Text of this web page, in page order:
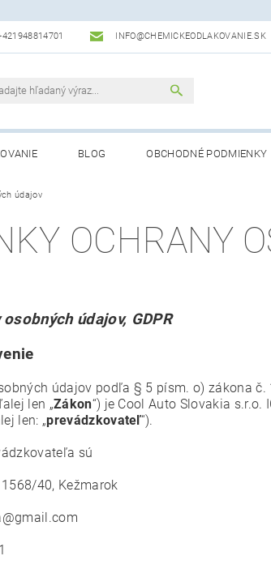
INFO@CHEMICKEODLAKOVANIE.SK
BLOG OBCHODNÉ PODMIENKY
údajov
OCHRANY
údajov, GDPR
údajov podľa § 5 písm. o) zákona
len „Zákon“) je Cool Auto Slovakia
len: „prevádzkovateľ“).
sú
40, Kežmarok